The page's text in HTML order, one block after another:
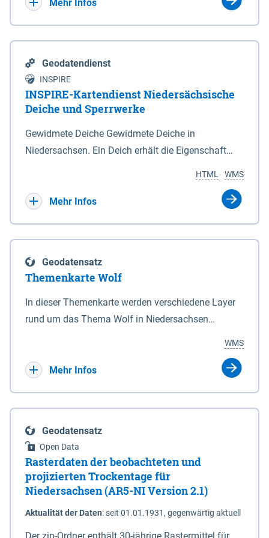
Mehr Infos
Geodatendienst
INSPIRE
INSPIRE-Kartendienst Niedersächsische
Deiche und Sperrwerke
Gewidmete Deiche Gewidmete Deiche in
Niedersachsen. Ein Deich erhält die Eigenschaft
Deichbehörde durch Verordnung ausspricht. Für
enthalten. Sperrwerke Sperrwerke sind Bauwerke
mit Sperrvorrichtungen in Tidegewässern, die dem
Schutz eines Gebietes vor erhöhten Tiden, vor allem
vor Sturmfluten, zu dienen bestimmt sind (§2 Abs.3
Eigenschaft eines Sperrwerkes durch Widmung, die
die Deichbehörde durch Verordnung ausspricht.
WMS
HTML
Mehr Infos
Geodatensatz
Themenkarte Wolf
In dieser Themenkarte werden verschiedene Layer
rund um das Thema Wolf in Niedersachsen
sowie Status der bestehenden Wolfsterritorien im
laufenden Monitoringjahr.
WMS
Mehr Infos
Geodatensatz
Open Data
Rasterdaten der beobachteten und
projizierten Trockentage für
Niedersachsen (AR5-NI Version 2.1)
Aktualität der Daten:seit 01.01.1931, gegenwärtig aktuell